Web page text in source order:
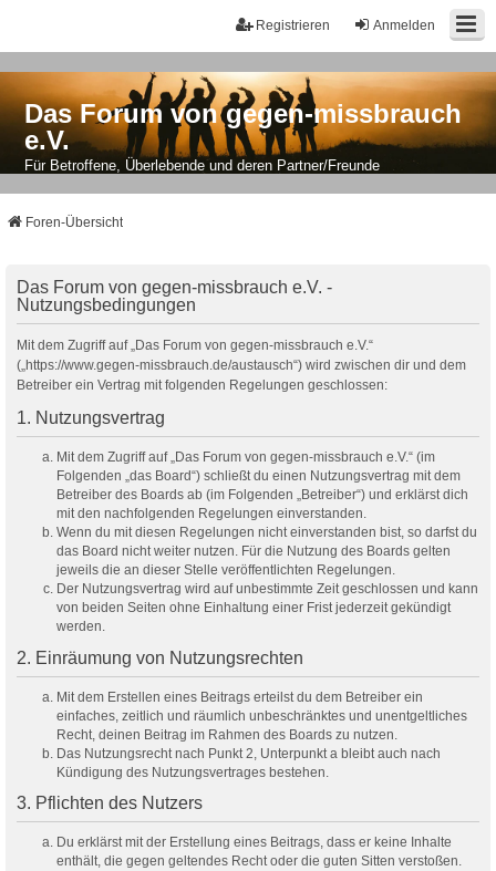
Anmelden
Registrieren
Das Forum von gegen-missbrauch
e.V.
Für Betroffene, Überlebende und deren Partner/Freunde
Foren-Übersicht
Das Forum von gegen-missbrauch e.V. -
Nutzungsbedingungen
Mit dem Zugriff auf „Das Forum von gegen-missbrauch e.V.“
(„https://www.gegen-missbrauch.de/austausch“) wird zwischen dir und dem
Betreiber ein Vertrag mit folgenden Regelungen geschlossen:
1. Nutzungsvertrag
Mit dem Zugriff auf „Das Forum von gegen-missbrauch e.V.“ (im
Folgenden „das Board“) schließt du einen Nutzungsvertrag mit dem
Betreiber des Boards ab (im Folgenden „Betreiber“) und erklärst dich
mit den nachfolgenden Regelungen einverstanden.
Wenn du mit diesen Regelungen nicht einverstanden bist, so darfst du
das Board nicht weiter nutzen. Für die Nutzung des Boards gelten
jeweils die an dieser Stelle veröffentlichten Regelungen.
Der Nutzungsvertrag wird auf unbestimmte Zeit geschlossen und kann
von beiden Seiten ohne Einhaltung einer Frist jederzeit gekündigt
werden.
2. Einräumung von Nutzungsrechten
Mit dem Erstellen eines Beitrags erteilst du dem Betreiber ein
einfaches, zeitlich und räumlich unbeschränktes und unentgeltliches
Recht, deinen Beitrag im Rahmen des Boards zu nutzen.
Das Nutzungsrecht nach Punkt 2, Unterpunkt a bleibt auch nach
Kündigung des Nutzungsvertrages bestehen.
3. Pflichten des Nutzers
Du erklärst mit der Erstellung eines Beitrags, dass er keine Inhalte
enthält, die gegen geltendes Recht oder die guten Sitten verstoßen.